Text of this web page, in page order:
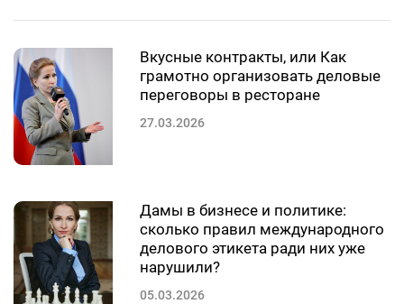
Вкусные контракты, или Как
грамотно организовать деловые
переговоры в ресторане
27.03.2026
Дамы в бизнесе и политике:
сколько правил международного
делового этикета ради них уже
нарушили?
05.03.2026